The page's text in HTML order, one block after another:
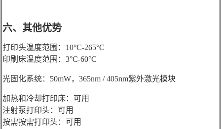
六、 其他优势
打印头温度范围：10°C-265°C
印刷床温度范围：3°C-60°C
光固化系统：50mW，365nm / 405nm紫外激光模块
加热和冷却打印床：可用
注射泵打印头：可用
按需按需打印头：可用